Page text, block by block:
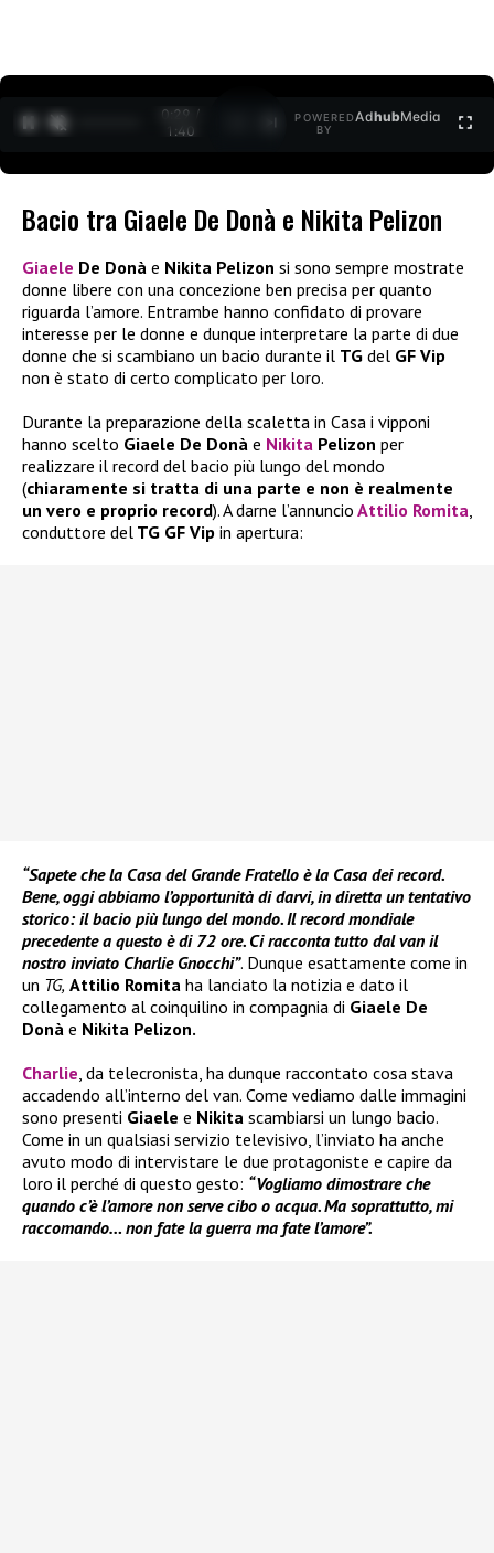
0:30 /
1:40
POWERED
BY
AdhubMedia
Bacio tra Giaele De Donà e Nikita Pelizon
Giaele De Donà e Nikita Pelizon si sono sempre mostrate
donne libere con una concezione ben precisa per quanto
riguarda l’amore. Entrambe hanno confidato di provare
interesse per le donne e dunque interpretare la parte di due
donne che si scambiano un bacio durante il TG del GF Vip
non è stato di certo complicato per loro.
Durante la preparazione della scaletta in Casa i vipponi
hanno scelto Giaele De Donà e Nikita Pelizon per
realizzare il record del bacio più lungo del mondo
(chiaramente si tratta di una parte e non è realmente
un vero e proprio record). A darne l’annuncio Attilio Romita,
conduttore del TG GF Vip in apertura:
“Sapete che la Casa del Grande Fratello è la Casa dei record.
Bene, oggi abbiamo l’opportunità di darvi, in diretta un tentativo
storico: il bacio più lungo del mondo. Il record mondiale
precedente a questo è di 72 ore. Ci racconta tutto dal van il
nostro inviato Charlie Gnocchi”. Dunque esattamente come in
un TG, Attilio Romita ha lanciato la notizia e dato il
collegamento al coinquilino in compagnia di Giaele De
Donà e Nikita Pelizon.
Charlie, da telecronista, ha dunque raccontato cosa stava
accadendo all’interno del van. Come vediamo dalle immagini
sono presenti Giaele e Nikita scambiarsi un lungo bacio.
Come in un qualsiasi servizio televisivo, l’inviato ha anche
avuto modo di intervistare le due protagoniste e capire da
loro il perché di questo gesto: “Vogliamo dimostrare che
quando c’è l’amore non serve cibo o acqua. Ma soprattutto, mi
raccomando… non fate la guerra ma fate l’amore”.